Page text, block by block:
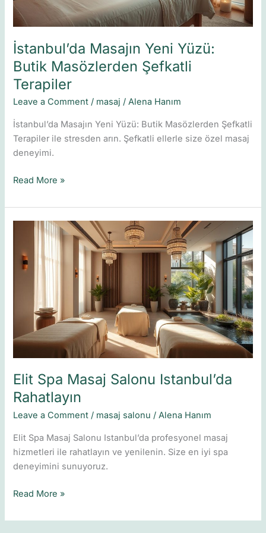
İstanbul’da Masajın Yeni Yüzü:
Butik Masözlerden Şefkatli
Terapiler
Leave a Comment / masaj /Alena Hanım
İstanbul’da Masajın Yeni Yüzü: Butik Masözlerden Şefkatli
Terapiler ile stresden arın. Şefkatli ellerle size özel masaj
deneyimi.
Read More »
Elit Spa Masaj Salonu Istanbul’da
Rahatlayın
Leave a Comment / masaj salonu /Alena Hanım
Elit Spa Masaj Salonu Istanbul’da profesyonel masaj
hizmetleri ile rahatlayın ve yenilenin. Size en iyi spa
deneyimini sunuyoruz.
Masaj
Salonu
Istanbul’da
Read More »